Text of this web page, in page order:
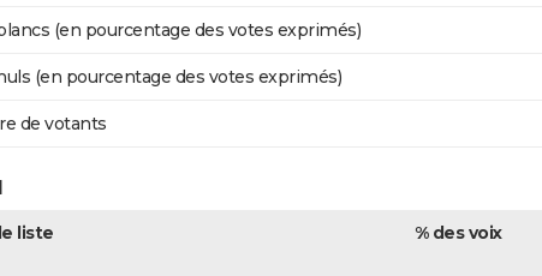
(en pourcentage des votes exprimés)
(en pourcentage des votes exprimés)
de votants
liste % des voix